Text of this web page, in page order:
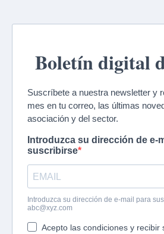
Boletín digital
Suscríbete a nuestra newsletter y
mes en tu correo, las últimas
asociación y del sector.
Introduzca su dirección de e-
suscribirse
Introduzca su dirección de e-mail para
abc@xyz.com
Acepto las condiciones y recibir